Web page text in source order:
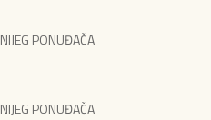
PONUĐAČA
PONUĐAČA